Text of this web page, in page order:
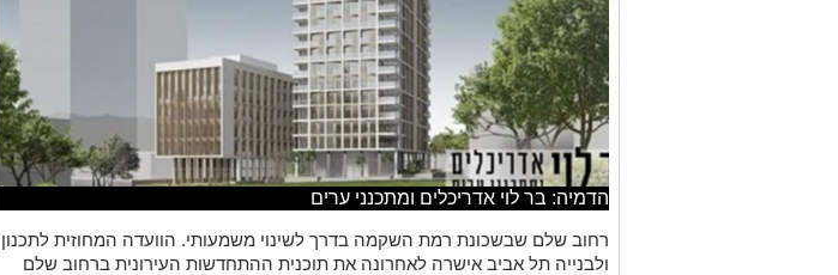
הדמיה: בר לוי אדריכלים ומתכנני ערים
רחוב שלם שבשכונת רמת השקמה בדרך לשינוי משמעותי. הוועדה המחוזית לתכנון
ולבנייה תל אביב אישרה לאחרונה את תוכנית ההתחדשות העירונית ברחוב שלם
10-12, ברמת גן, זאת כחלק מרצף תוכניות להתחדשות לאורך הרחוב. מדובר בציר
מרכזי הסמוך לפארק הלאומי, המצוי בעיצומו של מהלך תכנוני רחב היקף ובמינהל
התכנון מעריכים כי המהלך ישנה את אופיו של הרחוב מן היסוד.
מתחם פינוי בינוי רחוב שלם 10-12 משתרע על פני כ-6.3 דונם. התוכנית כוללת